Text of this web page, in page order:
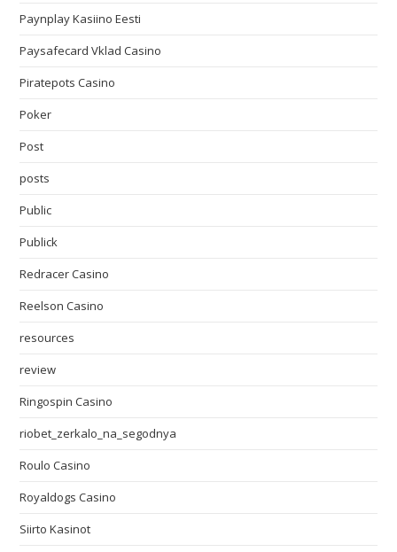
Paynplay Kasiino Eesti
Paysafecard Vklad Casino
Piratepots Casino
Poker
Post
posts
Public
Publick
Redracer Casino
Reelson Casino
resources
review
Ringospin Casino
riobet_zerkalo_na_segodnya
Roulo Casino
Royaldogs Casino
Siirto Kasinot